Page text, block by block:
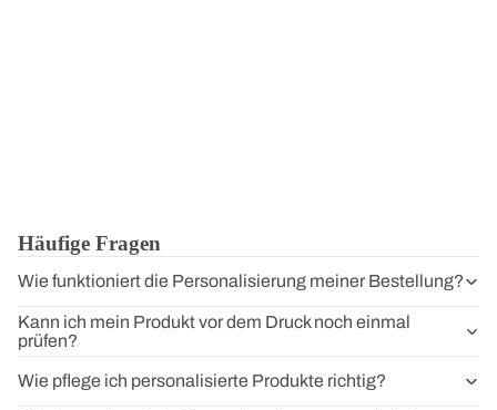
Häufige Fragen
Wie funktioniert die Personalisierung meiner Bestellung?
Kann ich mein Produkt vor dem Druck noch einmal
prüfen?
Wie pflege ich personalisierte Produkte richtig?